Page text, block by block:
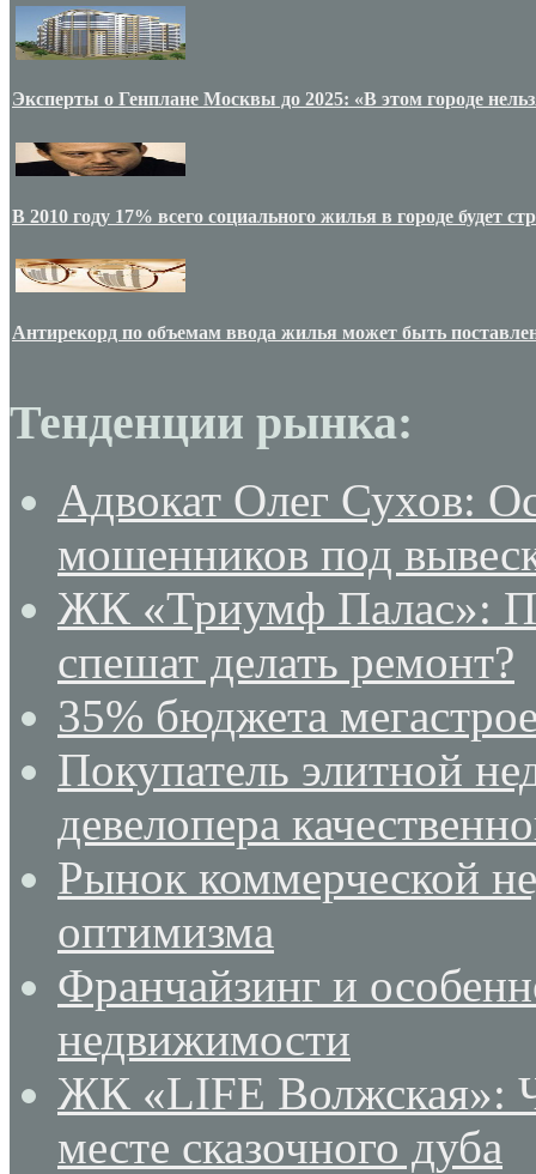
Эксперты о Генплане Москвы до 2025: «В этом городе
В 2010 году 17% всего социального жилья в городе будет
Антирекорд по объемам ввода жилья может быть
Тенденции рынка:
Адвокат Олег Сухов:
мошенников под
ЖК «Триумф Палас»:
спешат делать ремонт?
35% бюджета
Покупатель элитной
девелопера
Рынок коммерческой
оптимизма
Франчайзинг и
недвижимости
ЖК «LIFE Волжская»:
месте сказочного дуба